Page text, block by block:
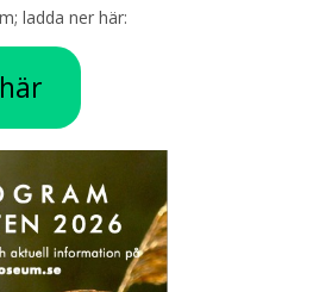
ladda ner här: